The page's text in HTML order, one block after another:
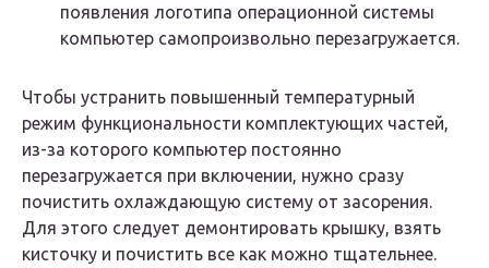
появления логотипа операционной системы
компьютер самопроизвольно перезагружается.
Чтобы устранить повышенный температурный
режим функциональности комплектующих частей,
из-за которого компьютер постоянно
перезагружается при включении, нужно сразу
почистить охлаждающую систему от засорения.
Для этого следует демонтировать крышку, взять
кисточку и почистить все как можно тщательнее.